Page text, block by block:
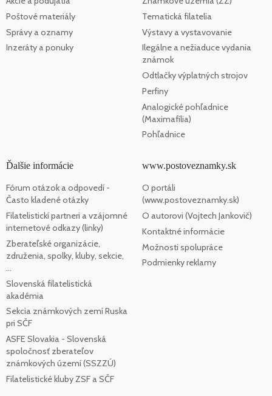
Poštové materiály
Správy a oznamy
Inzeráty a ponuky
Tematická filatelia
Výstavy a vystavovanie
Ilegálne a nežiaduce vydania
známok
Odtlačky výplatných strojov
Perfiny
Analogické pohľadnice
(Maximafília)
Pohľadnice
Ďalšie informácie
Fórum otázok a odpovedí -
Často kladené otázky
Filatelistickí partneri a vzájomné
internetové odkazy (linky)
Zberateľské organizácie,
združenia, spolky, kluby, sekcie,
...
Slovenská filatelistická
akadémia
Sekcia známkových zemí Ruska
pri SČF
ASFE Slovakia - Slovenská
spoločnosť zberateľov
známkových území (SSZZÚ)
Filatelistické kluby ZSF a SČF
www.postoveznamky.sk
O portáli
(www.postoveznamky.sk)
O autorovi (Vojtech Jankovič)
Kontaktné informácie
Možnosti spolupráce
Podmienky reklamy